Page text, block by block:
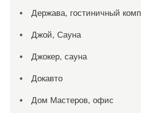
Держава, гостиничный
Джой, Сауна
Джокер, сауна
Докавто
Дом Мастеров, офис